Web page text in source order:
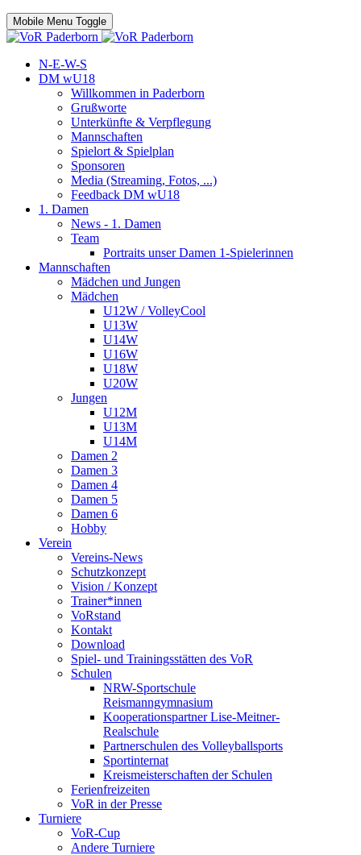
Mobile Menu Toggle
N-E-W-S
DM wU18
Willkommen in Paderborn
Grußworte
Unterkünfte & Verpflegung
Mannschaften
Spielort & Spielplan
Sponsoren
Media (Streaming, Fotos, ...)
Feedback DM wU18
1. Damen
News - 1. Damen
Team
Portraits unser Damen 1-Spielerinnen
Mannschaften
Mädchen und Jungen
Mädchen
U12W / VolleyCool
U13W
U14W
U16W
U18W
U20W
Jungen
U12M
U13M
U14M
Damen 2
Damen 3
Damen 4
Damen 5
Damen 6
Hobby
Verein
Vereins-News
Schutzkonzept
Vision / Konzept
Trainer*innen
VoRstand
Kontakt
Download
Spiel- und Trainingsstätten des VoR
Schulen
NRW-Sportschule
Reismanngymnasium
Kooperationspartner Lise-Meitner-
Realschule
Partnerschulen des Volleyballsports
Sportinternat
Kreismeisterschaften der Schulen
Ferienfreizeiten
VoR in der Presse
Turniere
VoR-Cup
Andere Turniere